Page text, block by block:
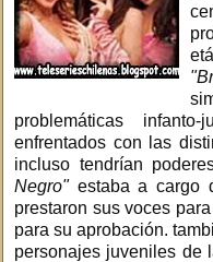
problemáticas
enfrentados con las
incluso tendrían
Negro"estaba a cargo
prestaron sus voces
para su aprobación.
personajes juveniles de